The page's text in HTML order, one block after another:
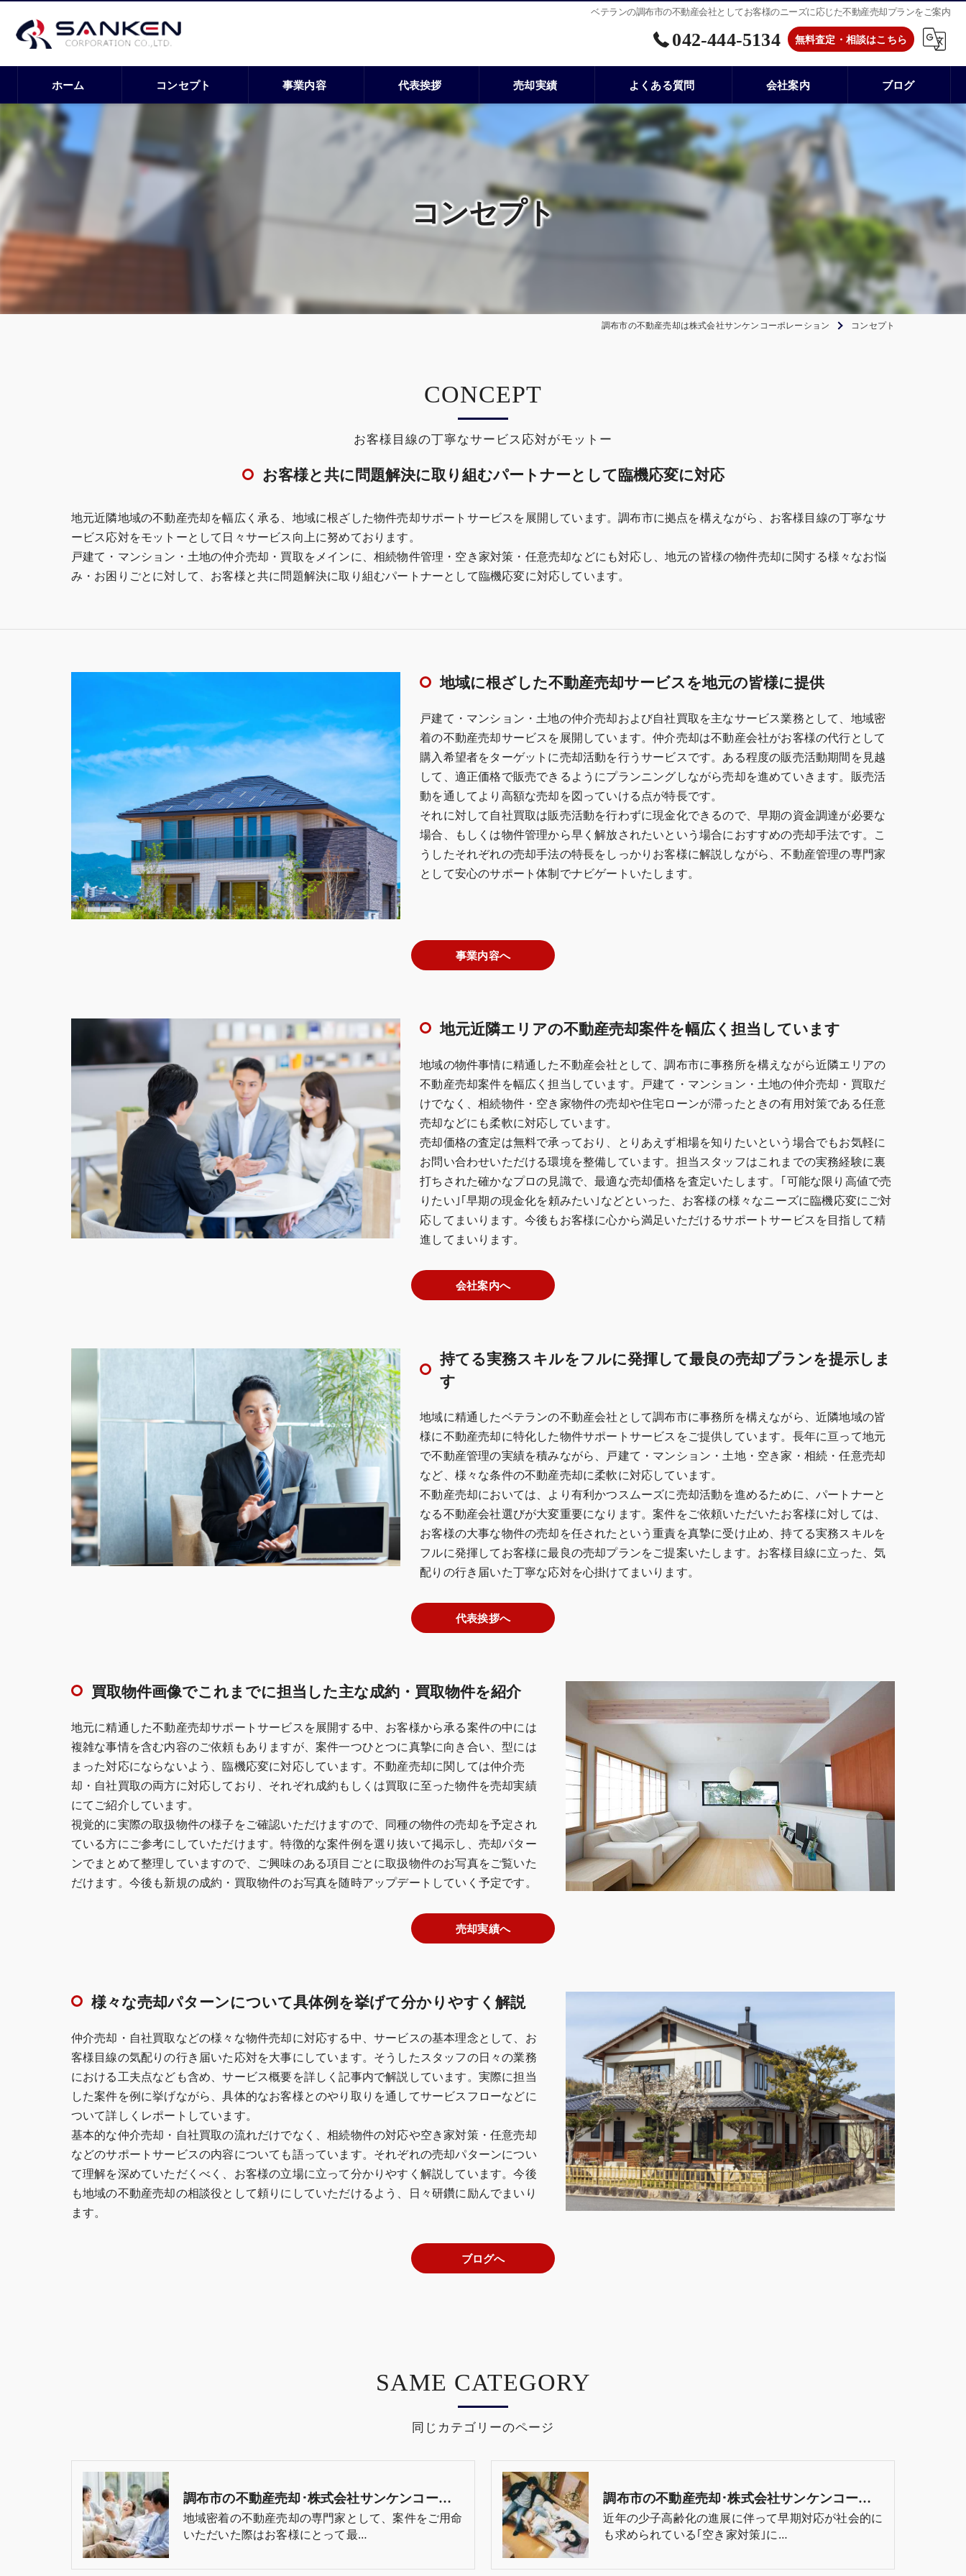
ベテランの調布市の不動産会社としてお客様のニーズに応じた不動産売却プランをご案内
042-444-5134 無料査定・相談はこちら
ホーム コンセプト 事業内容 代表挨拶 売却実績 よくある質問 会社案内
株式会社サンケンコーポレーション
ブログ
コンセプト
調布市の不動産売却は株式会社サンケンコーポレーション コンセプト
お客様目線の丁寧なサービス応対がモットー
CONCEPT
お客様と共に問題解決に取り組むパートナーとして臨機応変に対応
地元近隣地域の不動産売却を幅広く承る、地域に根ざした物件売却サポートサービスを展開しています。調布市に拠点を構えながら、お客様目線の丁寧なサ
ービス応対をモットーとして日々サービス向上に努めております。
戸建て・マンション・土地の仲介売却・買取をメインに、相続物件管理・空き家対策・任意売却などにも対応し、地元の皆様の物件売却に関する様々なお悩
み・お困りごとに対して、お客様と共に問題解決に取り組むパートナーとして臨機応変に対応しています。
地域に根ざした不動産売却サービスを地元の皆様に提供
戸建て・マンション・土地の仲介売却および自社買取を主なサービス業務として、地域密
着の不動産売却サービスを展開しています。仲介売却は不動産会社がお客様の代行として
購入希望者をターゲットに売却活動を行うサービスです。ある程度の販売活動期間を見越
して、適正価格で販売できるようにプランニングしながら売却を進めていきます。販売活
動を通してより高額な売却を図っていける点が特長です。
それに対して自社買取は販売活動を行わずに現金化できるので、早期の資金調達が必要な
場合、もしくは物件管理から早く解放されたいという場合におすすめの売却手法です。こ
うしたそれぞれの売却手法の特長をしっかりお客様に解説しながら、不動産管理の専門家
として安心のサポート体制でナビゲートいたします。
事業内容へ
地元近隣エリアの不動産売却案件を幅広く担当しています
地域の物件事情に精通した不動産会社として、調布市に事務所を構えながら近隣エリアの
不動産売却案件を幅広く担当しています。戸建て・マンション・土地の仲介売却・買取だ
けでなく、相続物件・空き家物件の売却や住宅ローンが滞ったときの有用対策である任意
売却などにも柔軟に対応しています。
売却価格の査定は無料で承っており、とりあえず相場を知りたいという場合でもお気軽に
お問い合わせいただける環境を整備しています。担当スタッフはこれまでの実務経験に裏
打ちされた確かなプロの見識で、最適な売却価格を査定いたします。｢可能な限り高値で売
りたい｣｢早期の現金化を頼みたい｣などといった、お客様の様々なニーズに臨機応変にご対
応してまいります。今後もお客様に心から満足いただけるサポートサービスを目指して精
進してまいります。
会社案内へ
持てる実務スキルをフルに発揮して最良の売却プランを提示しま
す
地域に精通したベテランの不動産会社として調布市に事務所を構えながら、近隣地域の皆
様に不動産売却に特化した物件サポートサービスをご提供しています。長年に亘って地元
で不動産管理の実績を積みながら、戸建て・マンション・土地・空き家・相続・任意売却
など、様々な条件の不動産売却に柔軟に対応しています。
不動産売却においては、より有利かつスムーズに売却活動を進めるために、パートナーと
なる不動産会社選びが大変重要になります。案件をご依頼いただいたお客様に対しては、
お客様の大事な物件の売却を任されたという重責を真摯に受け止め、持てる実務スキルを
フルに発揮してお客様に最良の売却プランをご提案いたします。お客様目線に立った、気
配りの行き届いた丁寧な応対を心掛けてまいります。
代表挨拶へ
買取物件画像でこれまでに担当した主な成約・買取物件を紹介
地元に精通した不動産売却サポートサービスを展開する中、お客様から承る案件の中には
複雑な事情を含む内容のご依頼もありますが、案件一つひとつに真摯に向き合い、型には
まった対応にならないよう、臨機応変に対応しています。不動産売却に関しては仲介売
却・自社買取の両方に対応しており、それぞれ成約もしくは買取に至った物件を売却実績
にてご紹介しています。
視覚的に実際の取扱物件の様子をご確認いただけますので、同種の物件の売却を予定され
ている方にご参考にしていただけます。特徴的な案件例を選り抜いて掲示し、売却パター
ンでまとめて整理していますので、ご興味のある項目ごとに取扱物件のお写真をご覧いた
だけます。今後も新規の成約・買取物件のお写真を随時アップデートしていく予定です。
売却実績へ
様々な売却パターンについて具体例を挙げて分かりやすく解説
仲介売却・自社買取などの様々な物件売却に対応する中、サービスの基本理念として、お
客様目線の気配りの行き届いた応対を大事にしています。そうしたスタッフの日々の業務
における工夫点なども含め、サービス概要を詳しく記事内で解説しています。実際に担当
した案件を例に挙げながら、具体的なお客様とのやり取りを通してサービスフローなどに
ついて詳しくレポートしています。
基本的な仲介売却・自社買取の流れだけでなく、相続物件の対応や空き家対策・任意売却
などのサポートサービスの内容についても語っています。それぞれの売却パターンについ
て理解を深めていただくべく、お客様の立場に立って分かりやすく解説しています。今後
も地域の不動産売却の相談役として頼りにしていただけるよう、日々研鑽に励んでまいり
ます。
ブログへ
同じカテゴリーのページ
SAME CATEGORY
調布市の不動産売却･株式会社サンケンコーポレーションの口コミ情報
地域密着の不動産売却の専門家として、案件をご用命
いただいた際はお客様にとって最…
調布市の不動産売却･株式会社サンケンコーポレーションの評判
近年の少子高齢化の進展に伴って早期対応が社会的に
も求められている｢空き家対策｣に…